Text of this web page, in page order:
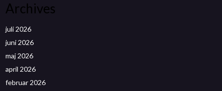
Archives
juli 2026
juni 2026
maj 2026
april 2026
februar 2026